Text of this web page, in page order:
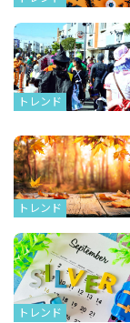
トレンド
トレンド
トレンド